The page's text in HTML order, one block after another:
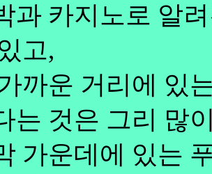
과 카지노로 알
고,
까운 거리에 있
는 것은 그리 많
가운데에 있는